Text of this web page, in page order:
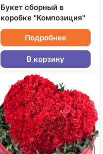
Букет сборный в
коробке "Композиция"
Подробнее
В корзину